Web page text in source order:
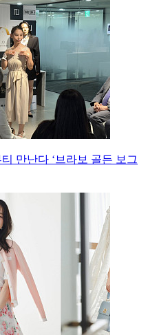
만난다 ‘브라보 골든 보그